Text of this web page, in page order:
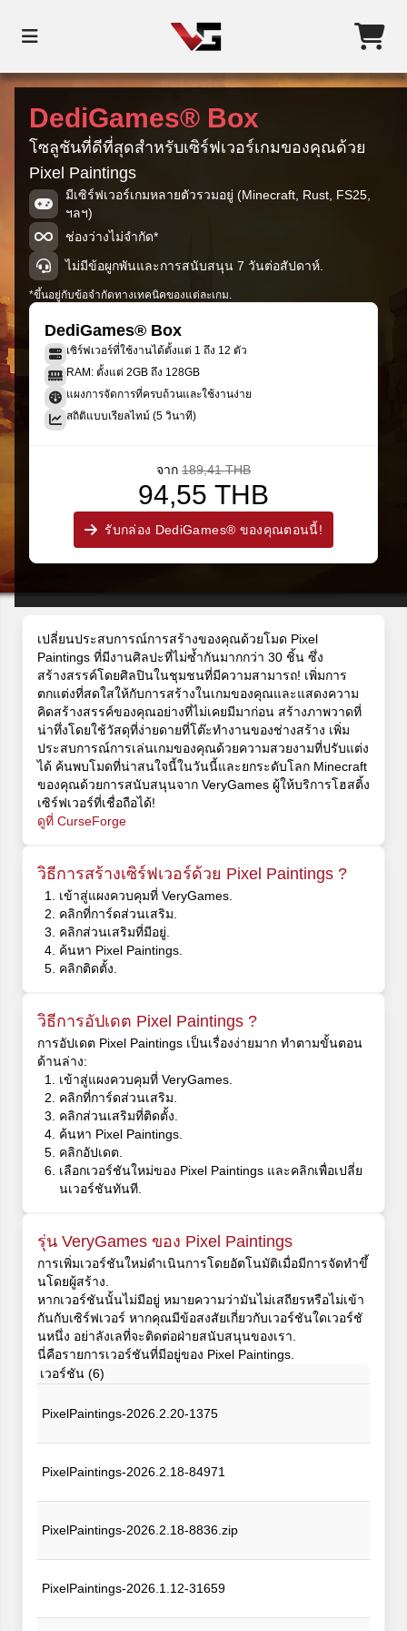
DediGames® Box
โซลูชันที่ดีที่สุดสำหรับเซิร์ฟเวอร์เกมของคุณด้วย
Pixel Paintings
มีเซิร์ฟเวอร์เกมหลายตัวรวมอยู่ (Minecraft, Rust, FS25,
ฯลฯ)
ช่องว่างไม่จำกัด*
ไม่มีข้อผูกพันและการสนับสนุน 7 วันต่อสัปดาห์.
*ขึ้นอยู่กับข้อจำกัดทางเทคนิคของแต่ละเกม.
DediGames® Box
เซิร์ฟเวอร์ที่ใช้งานได้ตั้งแต่ 1 ถึง 12 ตัว
RAM: ตั้งแต่ 2GB ถึง 128GB
แผงการจัดการที่ครบถ้วนและใช้งานง่าย
สถิติแบบเรียลไทม์ (5 วินาที)
จาก 189,41 THB
94,55 THB
รับกล่อง DediGames® ของคุณตอนนี้!
เปลี่ยนประสบการณ์การสร้างของคุณด้วยโมด Pixel
Paintings ที่มีงานศิลปะที่ไม่ซ้ำกันมากกว่า 30 ชิ้น ซึ่ง
สร้างสรรค์โดยศิลปินในชุมชนที่มีความสามารถ! เพิ่มการ
ตกแต่งที่สดใสให้กับการสร้างในเกมของคุณและแสดงความ
คิดสร้างสรรค์ของคุณอย่างที่ไม่เคยมีมาก่อน สร้างภาพวาดที่
น่าทึ่งโดยใช้วัสดุที่ง่ายดายที่โต๊ะทำงานของช่างสร้าง เพิ่ม
ประสบการณ์การเล่นเกมของคุณด้วยความสวยงามที่ปรับแต่ง
ได้ ค้นพบโมดที่น่าสนใจนี้ในวันนี้และยกระดับโลก Minecraft
ของคุณด้วยการสนับสนุนจาก VeryGames ผู้ให้บริการโฮสติ้ง
เซิร์ฟเวอร์ที่เชื่อถือได้!
ดูที่ CurseForge
วิธีการสร้างเซิร์ฟเวอร์ด้วย Pixel Paintings ?
เข้าสู่แผงควบคุมที่ VeryGames.
คลิกที่การ์ดส่วนเสริม.
คลิกส่วนเสริมที่มีอยู่.
ค้นหา Pixel Paintings.
คลิกติดตั้ง.
วิธีการอัปเดต Pixel Paintings ?
การอัปเดต Pixel Paintings เป็นเรื่องง่ายมาก ทำตามขั้นตอน
ด้านล่าง:
เข้าสู่แผงควบคุมที่ VeryGames.
คลิกที่การ์ดส่วนเสริม.
คลิกส่วนเสริมที่ติดตั้ง.
ค้นหา Pixel Paintings.
คลิกอัปเดต.
เลือกเวอร์ชันใหม่ของ Pixel Paintings และคลิกเพื่อเปลี่ย
นเวอร์ชันทันที.
รุ่น VeryGames ของ Pixel Paintings
การเพิ่มเวอร์ชันใหม่ดำเนินการโดยอัตโนมัติเมื่อมีการจัดทำขึ้
นโดยผู้สร้าง.
หากเวอร์ชันนั้นไม่มีอยู่ หมายความว่ามันไม่เสถียรหรือไม่เข้า
กันกับเซิร์ฟเวอร์ หากคุณมีข้อสงสัยเกี่ยวกับเวอร์ชันใดเวอร์ชั
นหนึ่ง อย่าลังเลที่จะติดต่อฝ่ายสนับสนุนของเรา.
นี่คือรายการเวอร์ชันที่มีอยู่ของ Pixel Paintings.
เวอร์ชัน (6)
PixelPaintings-2026.2.20-1375
PixelPaintings-2026.2.18-84971
PixelPaintings-2026.2.18-8836.zip
PixelPaintings-2026.1.12-31659